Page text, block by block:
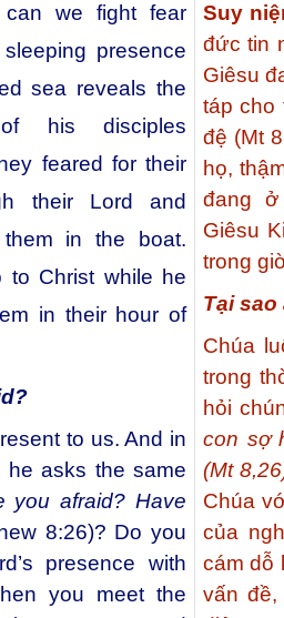
can we fight fear
presence
sea reveals the
his disciples
feared for their
their Lord and
in the boat.
to Christ while he
in their hour of
to us. And in
he asks the same
you afraid? Have
8:26)? Do you
presence with
you meet the
Suy
đức tin
Giêsu
táp cho
đệ (Mt
họ,
đang
Giêsu
trong
Tại
Chúa
trong
hỏi
con sợ
(Mt
Chúa
của
cám dỗ
vấn